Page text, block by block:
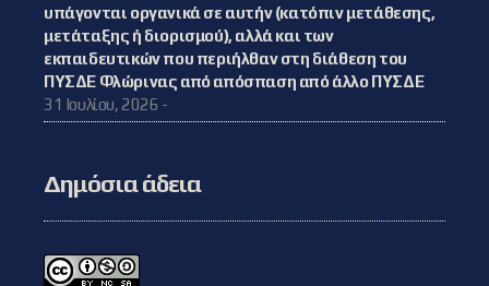
υπάγονται οργανικά σε αυτήν (κατόπιν μετάθεσης,
μετάταξης ή διορισμού), αλλά και των
εκπαιδευτικών που περιήλθαν στη διάθεση του
ΠΥΣΔΕ Φλώρινας από απόσπαση από άλλο ΠΥΣΔΕ
31 Ιουλίου, 2026 -
Δημόσια άδεια